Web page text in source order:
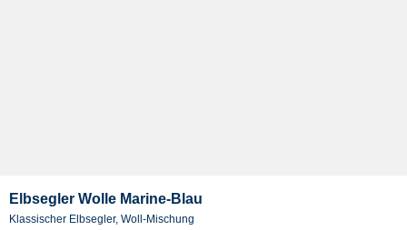
Elbsegler Wolle Marine-Blau
Klassischer Elbsegler, Woll-Mischung